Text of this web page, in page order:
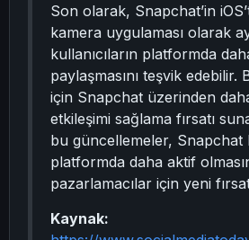
Son olarak, Snapchat’in
kamera uygulaması olarak
kullanıcıların platformda
paylaşmasını teşvik edebilir.
için Snapchat üzerinden
etkileşimi sağlama fırsatı
bu güncellemeler, Snapchat
platformda daha aktif
pazarlamacılar için yeni
Kaynak: